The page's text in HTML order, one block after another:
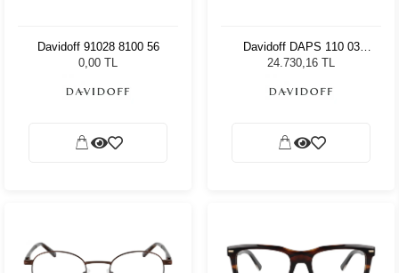
Davidoff 91028 8100 56
0,00 TL
Davidoff DAPS 110 03
Unisex Güneş Gözlüğü
24.730,16 TL